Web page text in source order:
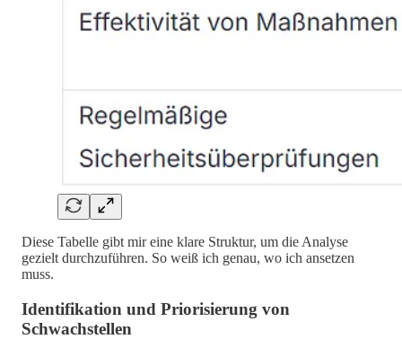
Diese Tabelle gibt mir eine klare Struktur, um die Analyse
gezielt durchzuführen. So weiß ich genau, wo ich ansetzen
muss.
Identifikation und Priorisierung von
Schwachstellen